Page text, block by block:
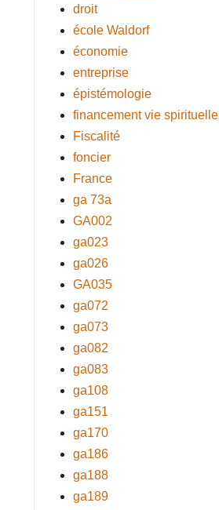
droit
école Waldorf
économie
entreprise
épistémologie
financement vie spirituelle
Fiscalité
foncier
France
ga 73a
GA002
ga023
ga026
GA035
ga072
ga073
ga082
ga083
ga108
ga151
ga170
ga186
ga188
ga189